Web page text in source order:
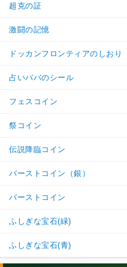
超克の証
激闘の記憶
ドッカンフロンティアのしおり
占いババのシール
フェスコイン
祭コイン
伝説降臨コイン
バーストコイン（銀）
バーストコイン
ふしぎな宝石(緑)
ふしぎな宝石(青)